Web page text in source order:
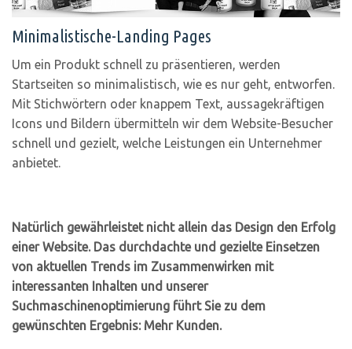
Minimalistische-Landing Pages
Um ein Produkt schnell zu präsentieren, werden
Startseiten so minimalistisch, wie es nur geht, entworfen.
Mit Stichwörtern oder knappem Text, aussagekräftigen
Icons und Bildern übermitteln wir dem Website-Besucher
schnell und gezielt, welche Leistungen ein Unternehmer
anbietet.
Natürlich gewährleistet nicht allein das Design den Erfolg
einer Website. Das durchdachte und gezielte Einsetzen
von aktuellen Trends im Zusammenwirken mit
interessanten Inhalten und unserer
Suchmaschinenoptimierung führt Sie zu dem
gewünschten Ergebnis: Mehr Kunden.